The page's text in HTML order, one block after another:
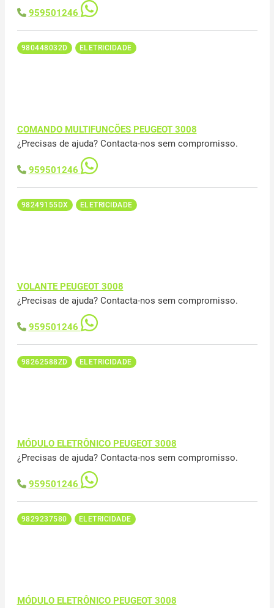
959501246
980448032D ELETRICIDADE
COMANDO MULTIFUNCÕES PEUGEOT 3008
¿Precisas de ajuda? Contacta-nos sem compromisso.
959501246
98249155DX ELETRICIDADE
VOLANTE PEUGEOT 3008
¿Precisas de ajuda? Contacta-nos sem compromisso.
959501246
98262588ZD ELETRICIDADE
MÓDULO ELETRÔNICO PEUGEOT 3008
¿Precisas de ajuda? Contacta-nos sem compromisso.
959501246
9829237580 ELETRICIDADE
MÓDULO ELETRÔNICO PEUGEOT 3008